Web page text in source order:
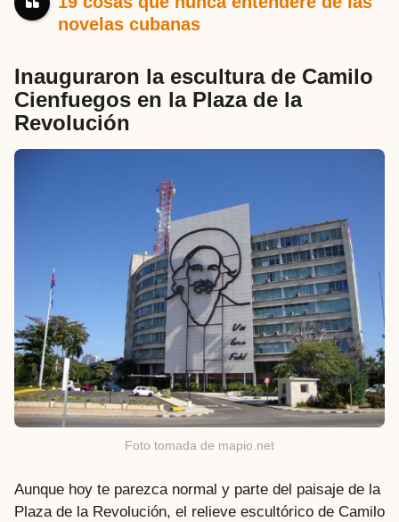
novelas cubanas
Inauguraron la escultura de Camilo
Cienfuegos en la Plaza de la
Revolución
Foto tomada de mapio.net
Aunque hoy te parezca normal y parte del paisaje de la
Plaza de la Revolución, el relieve escultórico de Camilo